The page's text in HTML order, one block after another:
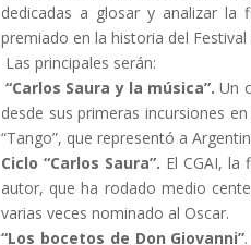
dedicadas a glosar y analizar la
premiado en la historia del Festival
Las principales serán:
“Carlos Saura y la música”. Un
desde sus primeras incursiones
“Tango”, que representó a
Ciclo “Carlos Saura”. El CGAI,
autor, que ha rodado medio
varias veces nominado al Oscar.
“Los bocetos de Don Giovanni”